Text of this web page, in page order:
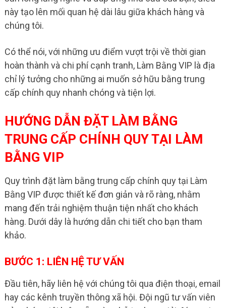
này tạo lên mối quan hệ dài lâu giữa khách hàng và
chúng tôi.
Có thể nói, với những ưu điểm vượt trội về thời gian
hoàn thành và chi phí cạnh tranh, Làm Bằng VIP là địa
chỉ lý tưởng cho những ai muốn sở hữu bằng trung
cấp chính quy nhanh chóng và tiện lợi.
HƯỚNG DẪN ĐẶT LÀM BẰNG
TRUNG CẤP CHÍNH QUY TẠI LÀM
BẰNG VIP
Quy trình đặt làm bằng trung cấp chính quy tại Làm
Bằng VIP được thiết kế đơn giản và rõ ràng, nhằm
mang đến trải nghiệm thuận tiện nhất cho khách
hàng. Dưới dây là hướng dẫn chi tiết cho bạn tham
khảo.
BƯỚC 1: LIÊN HỆ TƯ VẤN
Đầu tiên, hãy liên hệ với chúng tôi qua điện thoại, email
hay các kênh truyền thông xã hội. Đội ngũ tư vấn viên